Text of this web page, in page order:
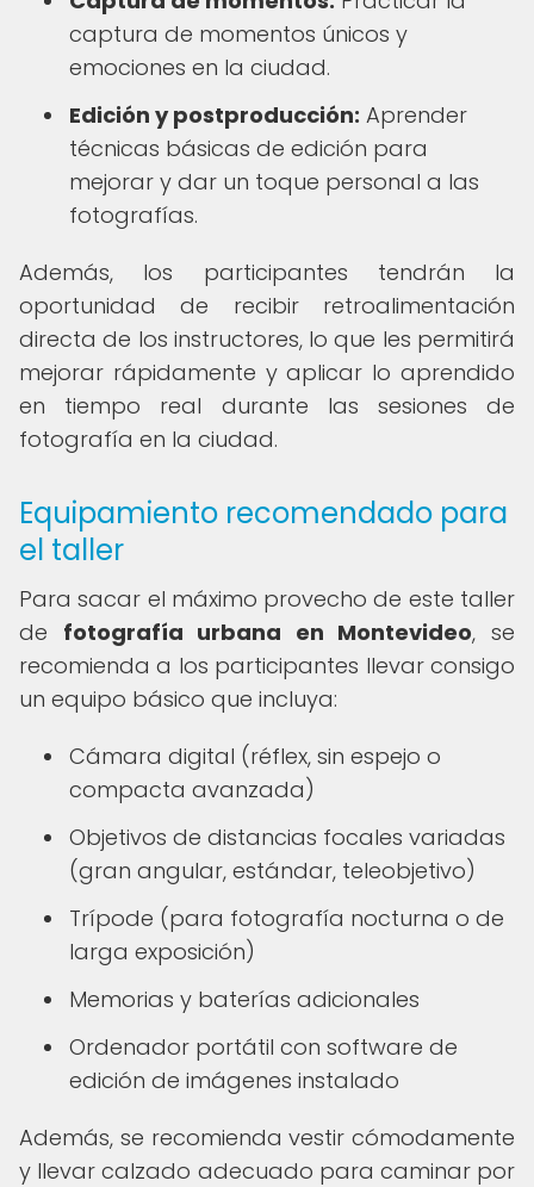
captura de momentos únicos y
emociones en la ciudad.
Edición y postproducción: Aprender
técnicas básicas de edición para
mejorar y dar un toque personal a las
fotografías.
Además, los participantes tendrán la
oportunidad de recibir retroalimentación
directa de los instructores, lo que les permitirá
mejorar rápidamente y aplicar lo aprendido
en tiempo real durante las sesiones de
fotografía en la ciudad.
Equipamiento recomendado para
el taller
Para sacar el máximo provecho de este taller
de fotografía urbana en Montevideo, se
recomienda a los participantes llevar consigo
un equipo básico que incluya:
Cámara digital (réflex, sin espejo o
compacta avanzada)
Objetivos de distancias focales variadas
(gran angular, estándar, teleobjetivo)
Trípode (para fotografía nocturna o de
larga exposición)
Memorias y baterías adicionales
Ordenador portátil con software de
edición de imágenes instalado
Además, se recomienda vestir cómodamente
y llevar calzado adecuado para caminar por